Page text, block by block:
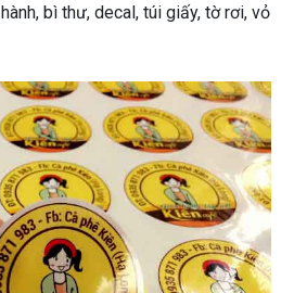
bì thư, decal, túi giấy, tờ rơi, vỏ